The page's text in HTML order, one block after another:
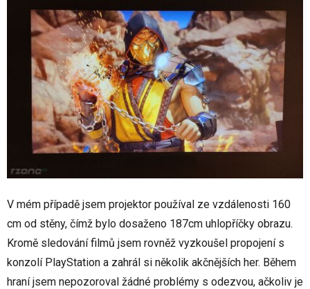
V mém případě jsem projektor používal ze vzdálenosti 160
cm od stěny, čímž bylo dosaženo 187cm uhlopříčky obrazu.
Kromě sledování filmů jsem rovněž vyzkoušel propojení s
konzolí PlayStation a zahrál si několik akčnějších her. Během
hraní jsem nepozoroval žádné problémy s odezvou, ačkoliv je